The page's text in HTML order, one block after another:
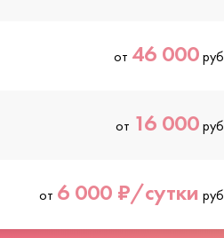
от 46 000руб
от 16 000руб
от 6 000 ₽/сутки руб